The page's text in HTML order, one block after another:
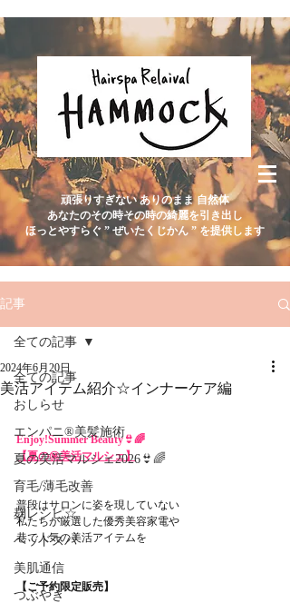
頑張りすぎない ありのまま 自然体
あなたのその時その時の綺麗を引き出し
ほっとやすらぐ ” ぜいたくじかん ” を提供します
記事
全ての記事
おしらせ
エンパニ®美髪施術
夏の美活マルシェ2026👙🌈
育毛/薄毛改善
麹レシピ☆
ヘッドスパ
美肌通信
つぶやき
全ての記事
美活アイテム紹介☆インナーケア編
2024年6月20日
Enjoy!Summer Beauty👙🌈
【夏の㊙美活マルシェ】
普段はサロンに姿を現していない
私たちが厳選した優秀美容家電や
巷で人気の美活アイテムを
【ご予約限定販売】